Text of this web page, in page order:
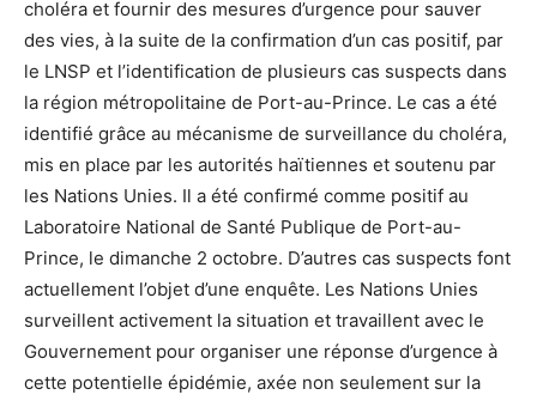
choléra et fournir des mesures d’urgence pour sauver
des vies, à la suite de la confirmation d’un cas positif, par
le LNSP et l’identification de plusieurs cas suspects dans
la région métropolitaine de Port-au-Prince. Le cas a été
identifié grâce au mécanisme de surveillance du choléra,
mis en place par les autorités haïtiennes et soutenu par
les Nations Unies. Il a été confirmé comme positif au
Laboratoire National de Santé Publique de Port-au-
Prince, le dimanche 2 octobre. D’autres cas suspects font
actuellement l’objet d’une enquête. Les Nations Unies
surveillent activement la situation et travaillent avec le
Gouvernement pour organiser une réponse d’urgence à
cette potentielle épidémie, axée non seulement sur la